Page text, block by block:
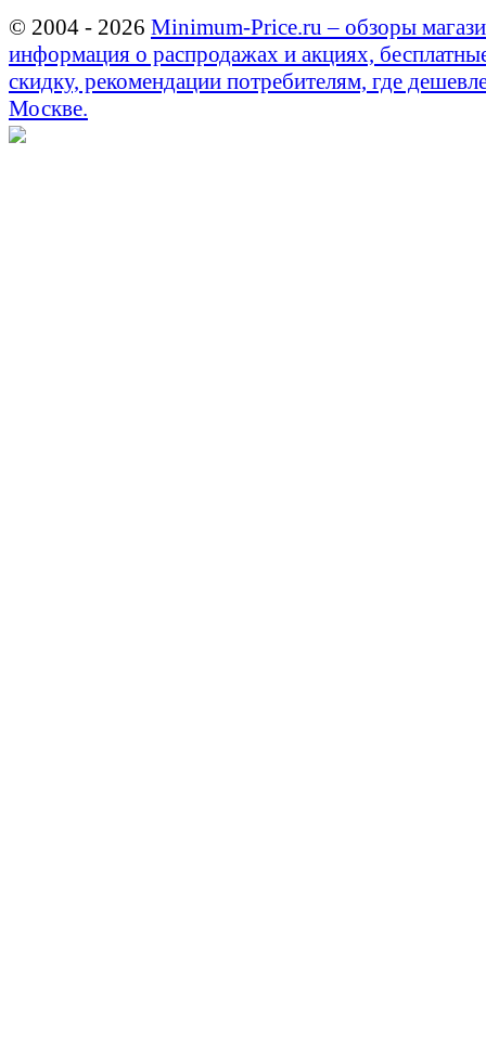
© 2004 - 2026 Minimum-Price.ru – обзоры
информация о распродажах и акциях,
скидку, рекомендации потребителям, где
Москве.